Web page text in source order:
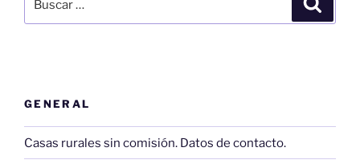
por:
GENERAL
Casas rurales sin comisión. Datos de contacto.